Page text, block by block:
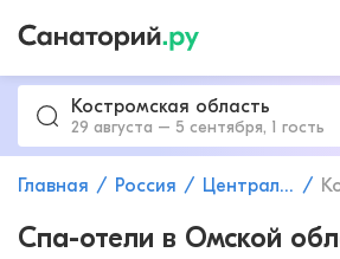
Костромская область
29 августа – 5 сентября, 1 гость
Главная Россия Центральный федеральный округ
Спа-отели в Омской